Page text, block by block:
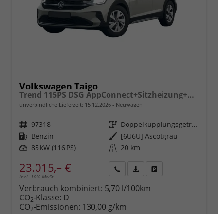
Volkswagen Taigo
Trend 115PS DSG AppConnect+Sitzheizung+PDC+Alu16+LED+DAB+FrontAssist
unverbindliche Lieferzeit: 15.12.2026 Neuwagen
Fahrzeugnr. 97318 Getriebe
Doppelkupplungsgetriebe (DSG)
Kraftstoff Benzin Außenfarbe [6U6U] Ascotgrau
Leistung 85 kW (116 PS) Kilometerstand 20 km
23.015,– €
incl. 19% MwSt.
anfordern
Datei,
Verbrauch kombiniert: 5,70 l/100km
CO2-Klasse: D
CO2-Emissionen: 130,00 g/km